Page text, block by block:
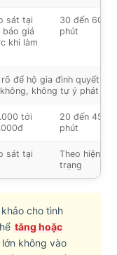
sát tại
báo giá
khi làm
30 đến 60
phút
rõ để hộ gia đình quyết
không tự ý phát
tới
20 đến 45
phút
sát tại
Theo hiện
trạng
cho tình
tăng hoặc
không vào